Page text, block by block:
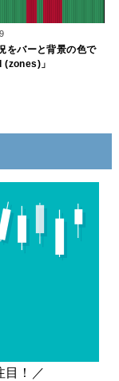
をバーと背景の色で
(zones)」
目！／